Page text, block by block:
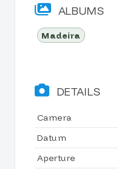
ALBUMS
Madeira
DETAILS
Camera
Datum
Aperture